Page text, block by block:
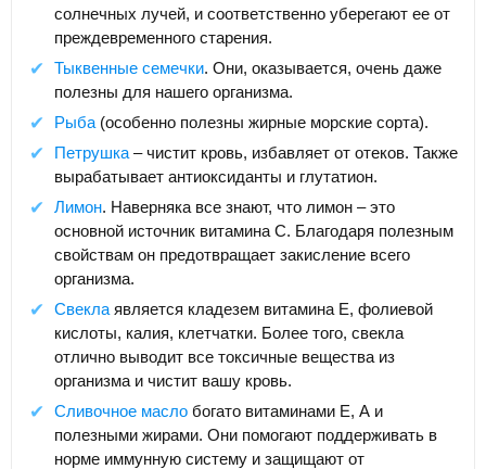
солнечных лучей, и соответственно уберегают ее от
преждевременного старения.
Тыквенные семечки. Они, оказывается, очень даже
полезны для нашего организма.
Рыба (особенно полезны жирные морские сорта).
Петрушка – чистит кровь, избавляет от отеков. Также
вырабатывает антиоксиданты и глутатион.
Лимон. Наверняка все знают, что лимон – это
основной источник витамина С. Благодаря полезным
свойствам он предотвращает закисление всего
организма.
Свекла является кладезем витамина Е, фолиевой
кислоты, калия, клетчатки. Более того, свекла
отлично выводит все токсичные вещества из
организма и чистит вашу кровь.
Сливочное масло богато витаминами Е, А и
полезными жирами. Они помогают поддерживать в
норме иммунную систему и защищают от